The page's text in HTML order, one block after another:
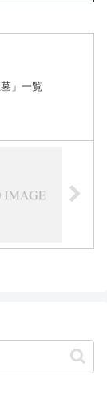
」一覧